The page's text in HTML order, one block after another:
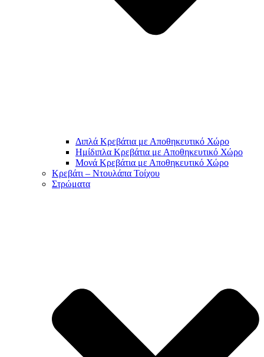
Διπλά Κρεβάτια με Αποθηκευτικό Χώρο
Ημίδιπλα Κρεβάτια με Αποθηκευτικό Χώρο
Μονά Κρεβάτια με Αποθηκευτικό Χώρο
Κρεβάτι – Ντουλάπα Τοίχου
Στρώματα